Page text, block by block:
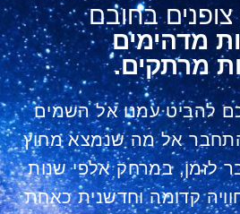
בחובם
מדהימים
מרתקים.
להביט עמנו אל השמים
אל מה שנמצא מחוץ
לזמן, במרחק אלפי שנות
קדומה וחדשנית כאחת